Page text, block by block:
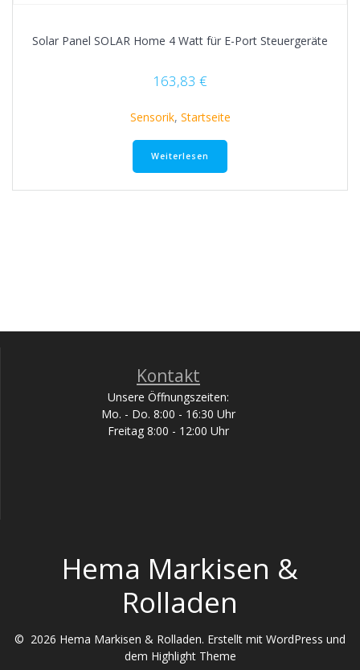
Solar Panel SOLAR Home 4 Watt für E-Port Steuergeräte
163,83 €
Sensorik, Startseite
Weiterlesen
Kontakt
Unsere Öffnungszeiten:
Mo. - Do. 8:00 - 16:30 Uhr
Freitag 8:00 - 12:00 Uhr
Hema Markisen &
Rolladen
© 2026 Hema Markisen & Rolladen. Erstellt mit WordPress und
dem Highlight Theme